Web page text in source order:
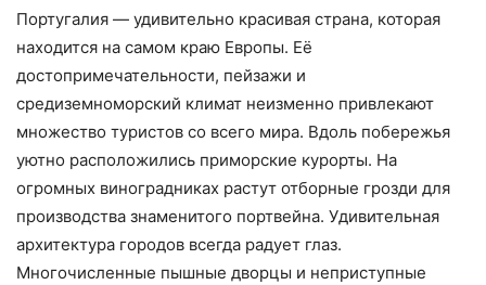
Португалия — удивительно красивая страна, которая
находится на самом краю Европы. Её
достопримечательности, пейзажи и
средиземноморский климат неизменно привлекают
множество туристов со всего мира. Вдоль побережья
уютно расположились приморские курорты. На
огромных виноградниках растут отборные грозди для
производства знаменитого портвейна. Удивительная
архитектура городов всегда радует глаз.
Многочисленные пышные дворцы и неприступные